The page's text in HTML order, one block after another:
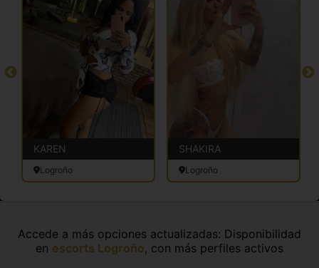
KAREN
Logroño
SHAKIRA
Logroño
Accede a más opciones actualizadas: Disponibilidad
en escorts Logroño, con más perfiles activos